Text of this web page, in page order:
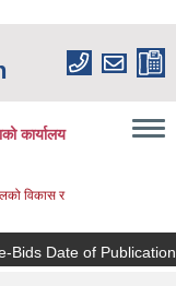
कार्यालय
विकास र
Bids Date of